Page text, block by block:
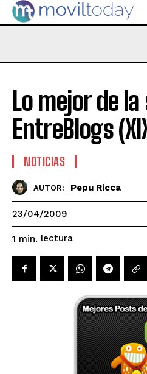
Lo mejor de
EntreBlogs
NOTICIAS
AUTOR: Pepu Ricca
23/04/2009
1 min. lectura